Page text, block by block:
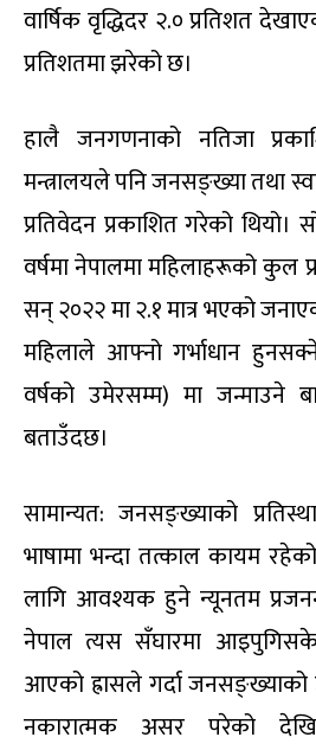
वार्षिक वृद्धिदर २.० प्रतिशत
प्रतिशतमा झरेको छ।
हालै जनगणनाको नतिजा
मन्त्रालयले पनि जनसङ्ख्या तथा
प्रतिवेदन प्रकाशित गरेको थियो।
वर्षमा नेपालमा महिलाहरूको कुल
सन् २०२२ मा २.१ मात्र भएको
महिलाले आफ्नो गर्भाधान
वर्षको उमेरसम्म) मा जन्माउने
बताउँदछ।
सामान्यत: जनसङ्ख्याको
भाषामा भन्दा तत्काल कायम
लागि आवश्यक हुने न्यूनतम
नेपाल त्यस सँघारमा
आएको ह्रासले गर्दा
नकारात्मक असर परेको